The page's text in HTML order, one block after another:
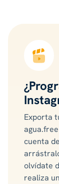
Exporta
cuenta
olvídate
realiza